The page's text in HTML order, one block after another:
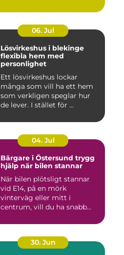
06. Jul
Lösvirkeshus i blekinge
flexibla hem med
personlighet
Ett lösvirkeshus lockar
många som vill ha ett hem
som verkligen speglar hur
de lever. I stället för ...
04. Jul
Bärgare i Östersund trygg
hjälp när bilen stannar
När bilen plötsligt stannar
vid E14, på en mörk
vinterväg eller mitt i
centrum, vill du ha snabb
30. Jun